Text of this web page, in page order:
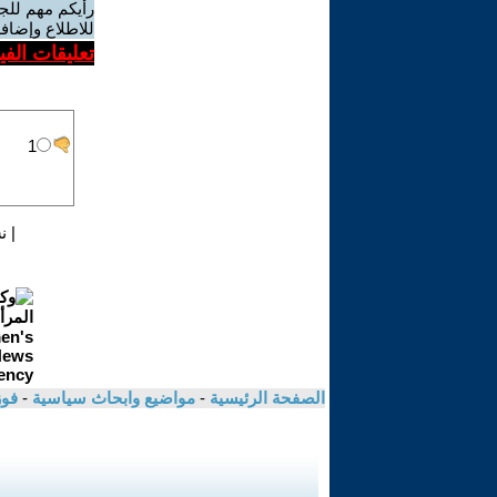
رأيكم مهم
للاطلاع
تعليقات
|
الصفحة الرئيسية - مواضيع وابحاث سياسية -